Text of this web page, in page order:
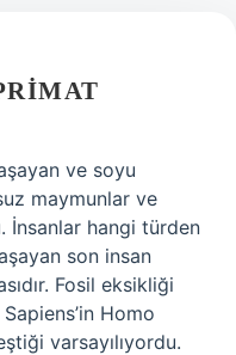
ve soyu
maymunlar ve
İnsanlar hangi türden
son insan
Fosil eksikliği
Homo
varsayılıyordu.